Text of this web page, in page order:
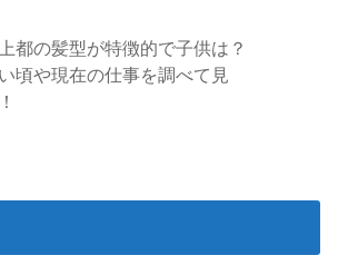
都の髪型が特徴的で子供は？
頃や現在の仕事を調べて見